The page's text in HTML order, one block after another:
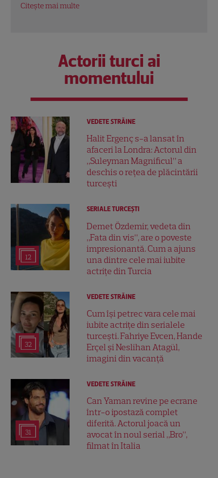
Citește mai multe
Actorii turci ai
momentului
VEDETE STRĂINE
Halit Ergenç s-a lansat în
afaceri la Londra: Actorul din
„Suleyman Magnificul” a
deschis o rețea de plăcintării
turcești
12
SERIALE TURCEŞTI
Demet Özdemir, vedeta din
„Fata din vis”, are o poveste
impresionantă. Cum a ajuns
una dintre cele mai iubite
actrițe din Turcia
32
VEDETE STRĂINE
Cum își petrec vara cele mai
iubite actrițe din serialele
turcești. Fahriye Evcen, Hande
Erçel și Neslihan Atagül,
imagini din vacanță
31
VEDETE STRĂINE
Can Yaman revine pe ecrane
într-o ipostază complet
diferită. Actorul joacă un
avocat în noul serial „Bro”,
filmat în Italia